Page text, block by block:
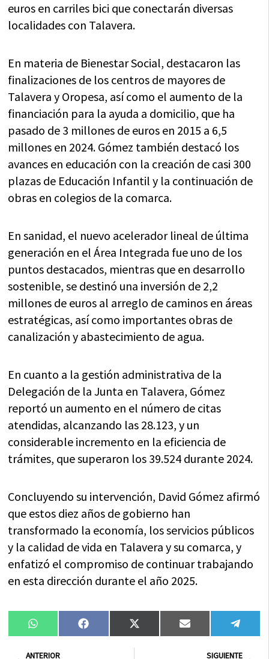
euros en carriles bici que conectarán diversas
localidades con Talavera.
En materia de Bienestar Social, destacaron las
finalizaciones de los centros de mayores de
Talavera y Oropesa, así como el aumento de la
financiación para la ayuda a domicilio, que ha
pasado de 3 millones de euros en 2015 a 6,5
millones en 2024. Gómez también destacó los
avances en educación con la creación de casi 300
plazas de Educación Infantil y la continuación de
obras en colegios de la comarca.
En sanidad, el nuevo acelerador lineal de última
generación en el Área Integrada fue uno de los
puntos destacados, mientras que en desarrollo
sostenible, se destinó una inversión de 2,2
millones de euros al arreglo de caminos en áreas
estratégicas, así como importantes obras de
canalización y abastecimiento de agua.
En cuanto a la gestión administrativa de la
Delegación de la Junta en Talavera, Gómez
reportó un aumento en el número de citas
atendidas, alcanzando las 28.123, y un
considerable incremento en la eficiencia de
trámites, que superaron los 39.524 durante 2024.
Concluyendo su intervención, David Gómez afirmó
que estos diez años de gobierno han
transformado la economía, los servicios públicos
y la calidad de vida en Talavera y su comarca, y
enfatizó el compromiso de continuar trabajando
en esta dirección durante el año 2025.
Compartir
en
WhatsAppCompartir
en
FacebookCompartir
en
X
(Twitter)
Compartir
en
Email
en
ANTERIOR SIGUIENTE